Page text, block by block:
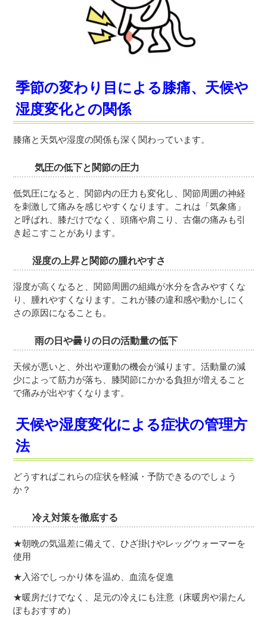
季節の変わり目による膝痛、天候や
湿度変化との関係
膝痛と天気や湿度の関係も深く関わっています。
気圧の低下と関節の圧力
低気圧になると、関節内の圧力も変化し、関節周囲の神経
を刺激して痛みを感じやすくなります。これは「気象痛」
と呼ばれ、膝だけでなく、頭痛や肩こり、古傷の痛みも引
き起こすことがあります。
湿度の上昇と関節の腫れやすさ
湿度が高くなると、関節周囲の組織が水分を含みやすくな
り、腫れやすくなります。これが膝の違和感や動かしにく
さの原因になることも。
雨の日や曇りの日の活動量の低下
天候が悪いと、外出や運動の機会が減ります。活動量の減
少によって筋力が落ち、膝関節にかかる負担が増えること
で痛みが出やすくなります。
天候や湿度変化による症状の管理方
法
どうすればこれらの症状を軽減・予防できるのでしょう
か？
冷え対策を徹底する
★朝晩の気温差に備えて、ひざ掛けやレッグウォーマーを
使用
★入浴でしっかり体を温め、血流を促進
★暖房だけでなく、足元の冷えにも注意（床暖房や湯たん
ぽもおすすめ）